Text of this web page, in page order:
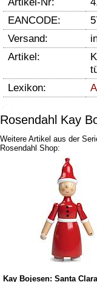
EANCODE:
Versand:
Artikel:
Lexikon:
Rosendahl Kay
Weitere Artikel aus der
Rosendahl Shop:
Kay Bojesen: Santa Clara